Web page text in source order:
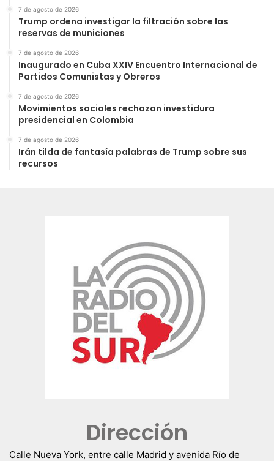
7 de agosto de 2026
Trump ordena investigar la filtración sobre las
reservas de municiones
7 de agosto de 2026
Inaugurado en Cuba XXIV Encuentro Internacional de
Partidos Comunistas y Obreros
7 de agosto de 2026
Movimientos sociales rechazan investidura
presidencial en Colombia
7 de agosto de 2026
Irán tilda de fantasía palabras de Trump sobre sus
recursos
Dirección
Calle Nueva York, entre calle Madrid y avenida Río de